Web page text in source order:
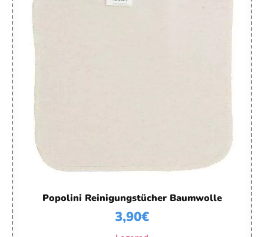
Popolini Reinigungstücher Baumwolle
3,90€